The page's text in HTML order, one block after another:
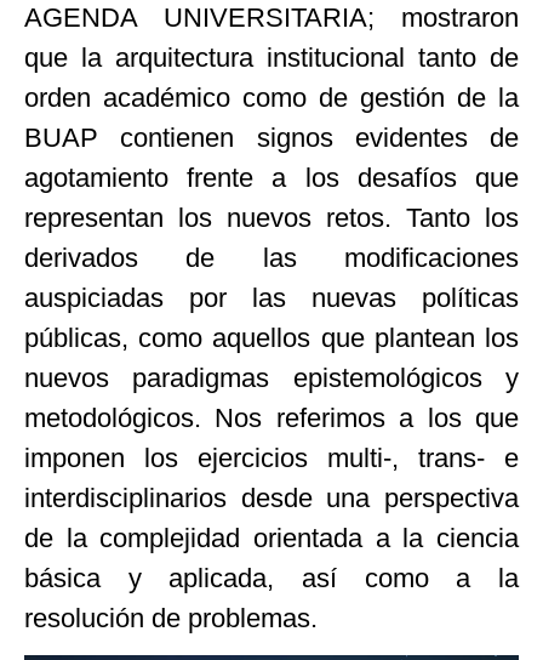
AGENDA UNIVERSITARIA; mostraron
que la arquitectura institucional tanto de
orden académico como de gestión de la
BUAP contienen signos evidentes de
agotamiento frente a los desafíos que
representan los nuevos retos. Tanto los
derivados de las modificaciones
auspiciadas por las nuevas políticas
públicas, como aquellos que plantean los
nuevos paradigmas epistemológicos y
metodológicos. Nos referimos a los que
imponen los ejercicios multi-, trans- e
interdisciplinarios desde una perspectiva
de la complejidad orientada a la ciencia
básica y aplicada, así como a la
resolución de problemas.